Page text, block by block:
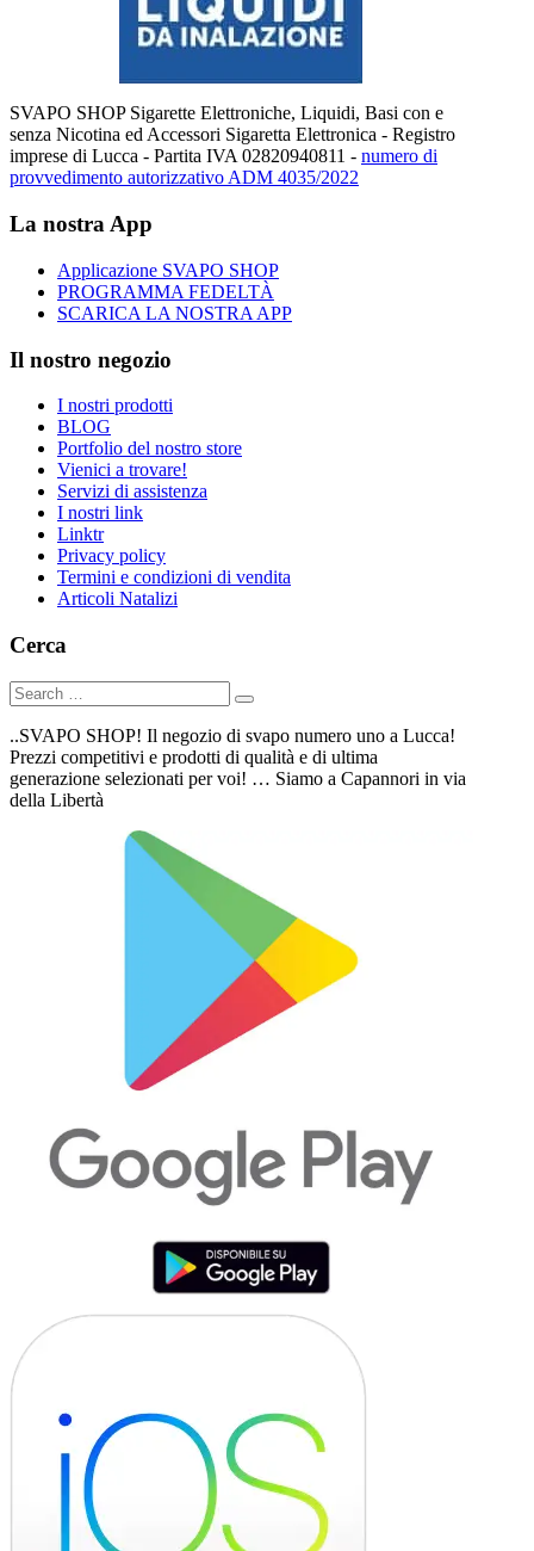
SVAPO SHOP Sigarette Elettroniche, Liquidi, Basi con e
senza Nicotina ed Accessori Sigaretta Elettronica - Registro
imprese di Lucca - Partita IVA 02820940811 - numero di
provvedimento autorizzativo ADM 4035/2022
La nostra App
Applicazione SVAPO SHOP
PROGRAMMA FEDELTÀ
SCARICA LA NOSTRA APP
Il nostro negozio
I nostri prodotti
BLOG
Portfolio del nostro store
Vienici a trovare!
Servizi di assistenza
I nostri link
Linktr
Privacy policy
Termini e condizioni di vendita
Articoli Natalizi
Cerca
..SVAPO SHOP! Il negozio di svapo numero uno a Lucca!
Prezzi competitivi e prodotti di qualità e di ultima
generazione selezionati per voi! … Siamo a Capannori in via
della Libertà